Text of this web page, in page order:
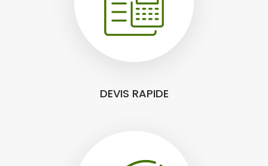
DEVIS RAPIDE